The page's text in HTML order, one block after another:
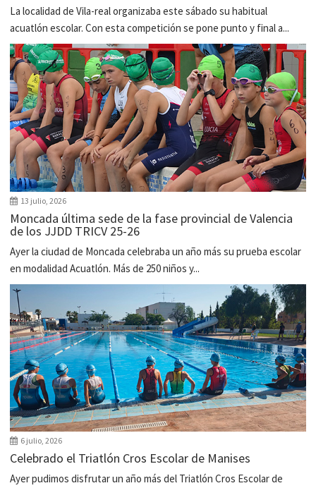
La localidad de Vila-real organizaba este sábado su habitual
acuatlón escolar. Con esta competición se pone punto y final a...
13 julio, 2026
Moncada última sede de la fase provincial de Valencia
de los JJDD TRICV 25-26
Ayer la ciudad de Moncada celebraba un año más su prueba escolar
en modalidad Acuatlón. Más de 250 niños y...
6 julio, 2026
Celebrado el Triatlón Cros Escolar de Manises
Ayer pudimos disfrutar un año más del Triatlón Cros Escolar de